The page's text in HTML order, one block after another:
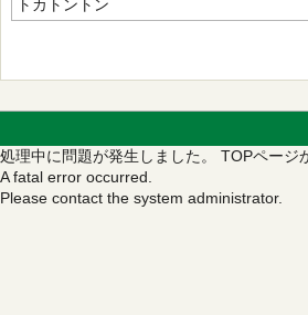
トカトントン
処理中に問題が発生しました。 TOPページ
A fatal error occurred.
Please contact the system administrator.